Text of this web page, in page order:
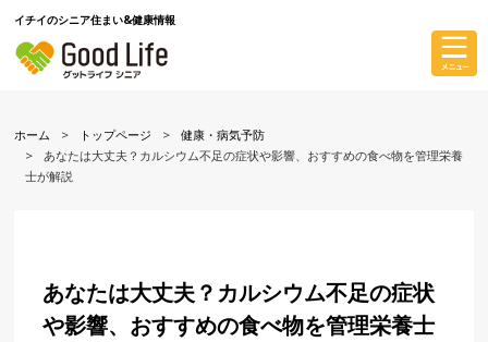
イチイのシニア住まい&健康情報
ホーム トップページ
健康・病気予防
あなたは大丈夫？カルシウム不足の症状や影響、おすすめの食べ物を管理栄養
士が解説
あなたは大丈夫？カルシウム不足の症状
や影響、おすすめの食べ物を管理栄養士